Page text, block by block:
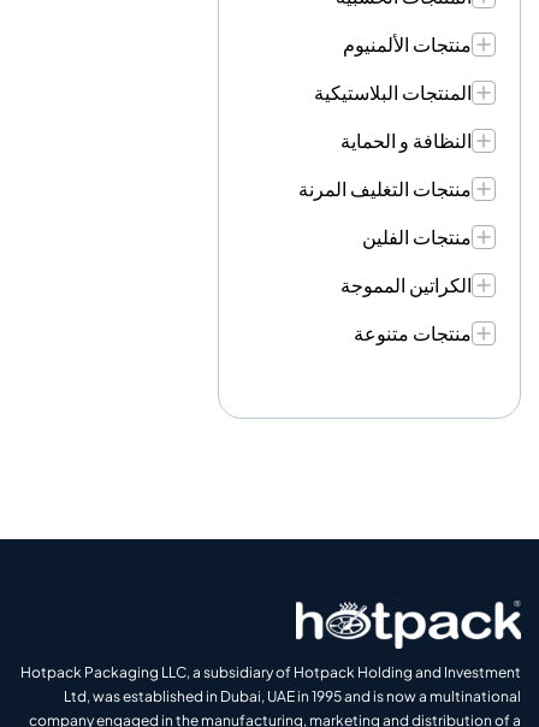
منتجات الألمنيوم
المنتجات البلاستيكية
النظافة و الحماية
منتجات التغليف المرنة
منتجات الفلين
الكراتين المموجة
منتجات متنوعة
Hotpack Packaging LLC, a subsidiary of Hotpack Holding and Investment
Ltd, was established in Dubai, UAE in 1995 and is now a multinational
company engaged in the manufacturing, marketing and distribution of a